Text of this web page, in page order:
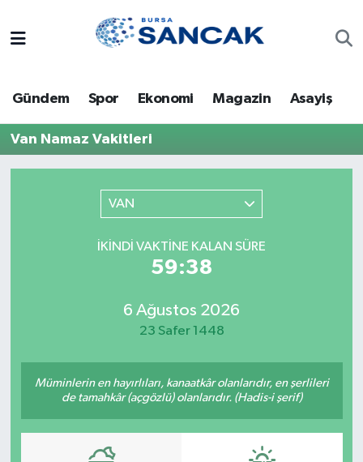
Gündem Spor Ekonomi Magazin Asayiş
Van Namaz Vakitleri
VAN
İKINDI VAKTINE KALAN SÜRE
59:38
6 Ağustos 2026
23 Safer 1448
Müminlerin en hayırlıları, kanaatkâr olanlarıdır, en şerlileri
de tamahkâr (açgözlü) olanlarıdır. (Hadis-i şerif)
Bursa
Dünya
Sağlık
Siyaset
Trafik Durumu
Süper Lig Puan Durumu ve Fikstür